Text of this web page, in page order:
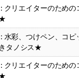
クリエイターのための
水彩、つけペン、コピ
タノシス★
クリエイターのための